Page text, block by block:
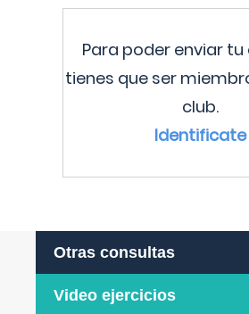
Para poder enviar
tienes que ser miembro
club.
Identificate
Otras consultas
Video ejercicios